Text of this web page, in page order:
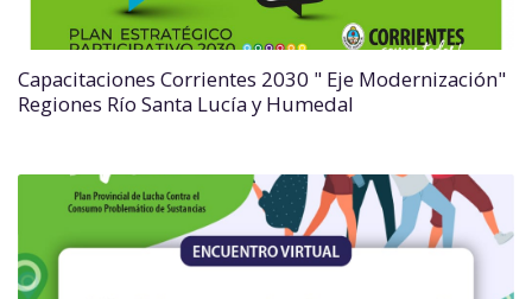
Capacitaciones Corrientes 2030 " Eje Modernización"
Regiones Río Santa Lucía y Humedal